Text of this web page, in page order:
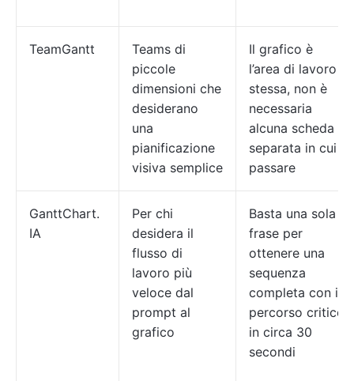
TeamGantt
Teams di
piccole
dimensioni che
desiderano
una
pianificazione
visiva semplice
Il grafico è
l’area di lavoro
stessa, non è
necessaria
alcuna scheda
separata in cui
passare
GanttChart.
IA
Per chi
desidera il
flusso di
lavoro più
veloce dal
prompt al
grafico
Basta una sola
frase per
ottenere una
sequenza
completa con il
percorso critico
in circa 30
secondi